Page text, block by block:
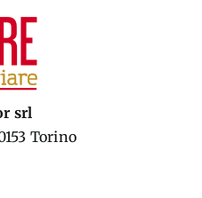
srl
Torino